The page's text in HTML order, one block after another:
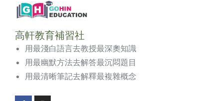
高軒教育補習社
用最淺白語言去教授最深奧知識
用最幽默方法去解答最沉悶題目
用最清晰筆記去解釋最複雜概念